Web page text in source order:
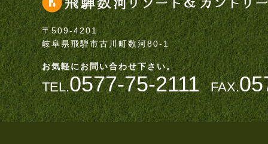
〒509-4201
岐阜県飛騨市古川町数河80-1
お気軽にお問い合わせ下さい。
TEL.0577-75-2111 FAX.